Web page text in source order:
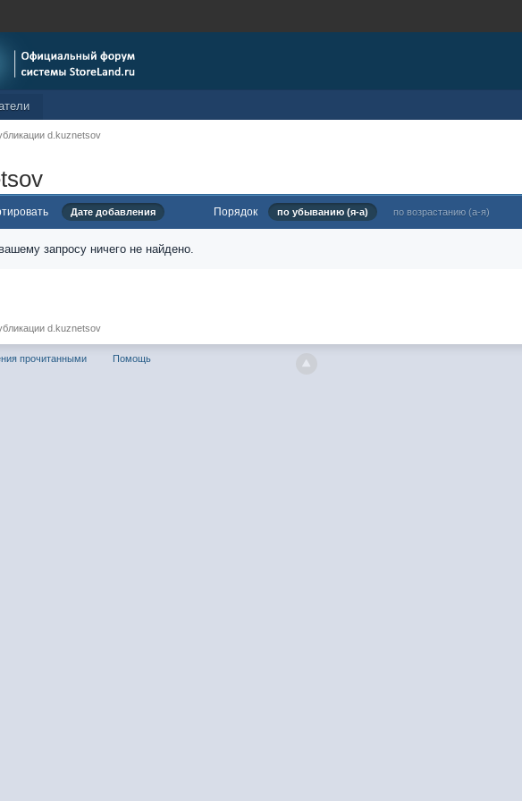
d.kuznetsov
Дате добавления Порядок по убыванию (я-а) по возрастанию (а-я)
запросу ничего не найдено.
d.kuznetsov
прочитанными Помощь